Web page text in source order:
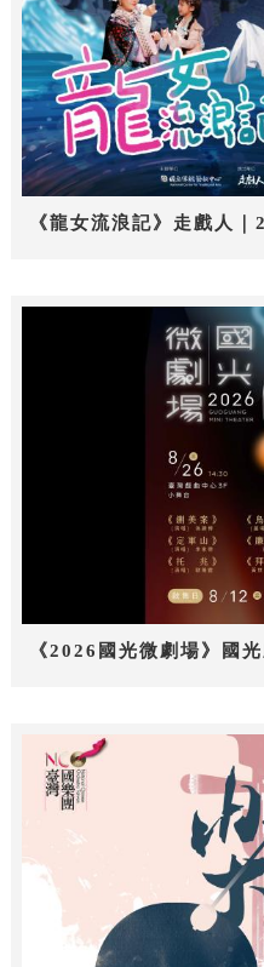
《龍女流浪記》走戲人
《2026國光微劇場》國光